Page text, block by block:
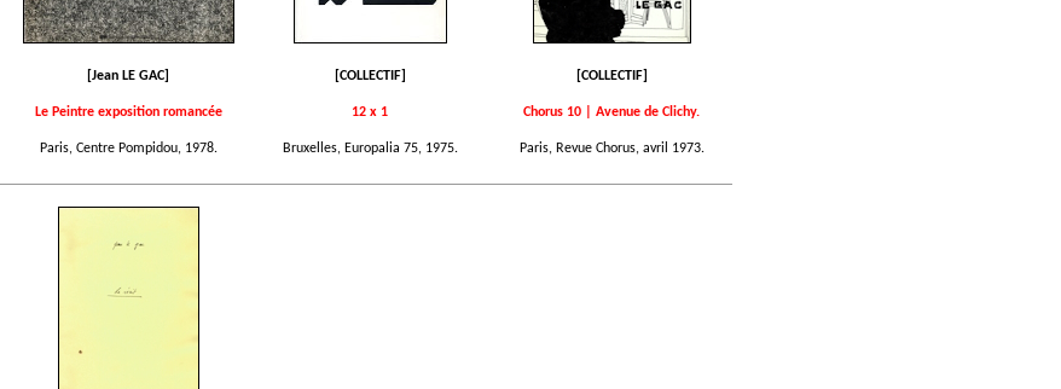
[Jean LE GAC]
Le Peintre exposition romancée
Paris, Centre Pompidou, 1978.
[COLLECTIF]
12 x 1
Bruxelles, Europalia 75, 1975.
[COLLECTIF]
Chorus 10 | Avenue de Clichy.
Paris, Revue Chorus, avril 1973.